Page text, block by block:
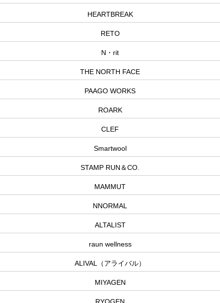
HEARTBREAK
RETO
N・rit
THE NORTH FACE
PAAGO WORKS
ROARK
CLEF
Smartwool
STAMP RUN＆CO.
MAMMUT
NNORMAL
ALTALIST
raun wellness
ALIVAL（アライバル）
MIYAGEN
RYOGEN